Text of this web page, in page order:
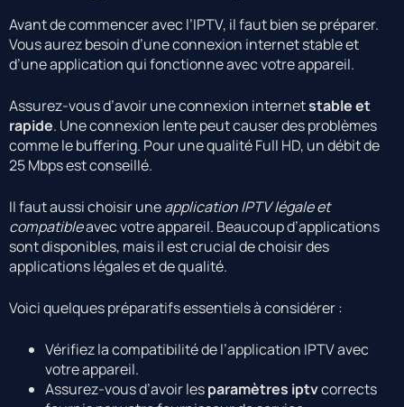
Avant de commencer avec l’IPTV, il faut bien se préparer.
Vous aurez besoin d’une connexion internet stable et
d’une application qui fonctionne avec votre appareil.
Assurez-vous d’avoir une connexion internetstable et
rapide. Une connexion lente peut causer des problèmes
comme le buffering. Pour une qualité Full HD, un débit de
25 Mbps est conseillé.
Il faut aussi choisir uneapplication IPTV légale et
compatibleavec votre appareil. Beaucoup d’applications
sont disponibles, mais il est crucial de choisir des
applications légales et de qualité.
Voici quelques préparatifs essentiels à considérer :
Vérifiez la compatibilité de l’application IPTV avec
votre appareil.
Assurez-vous d’avoir lesparamètres iptvcorrects